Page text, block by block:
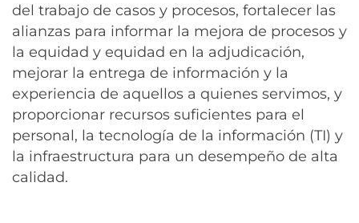
del trabajo de casos y procesos, fortalecer las
alianzas para informar la mejora de procesos y
la equidad y equidad en la adjudicación,
mejorar la entrega de información y la
experiencia de aquellos a quienes servimos, y
proporcionar recursos suficientes para el
personal, la tecnología de la información (TI) y
la infraestructura para un desempeño de alta
calidad.